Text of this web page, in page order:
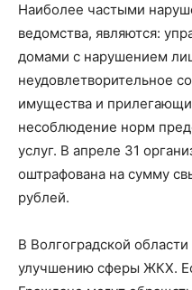
Наиболее частыми
ведомства, являются:
домами с нарушением
неудовлетворительное
имущества и
несоблюдение норм
услуг. В апреле 31
оштрафована на сумму
рублей.
В Волгоградской
улучшению сферы ЖКХ.